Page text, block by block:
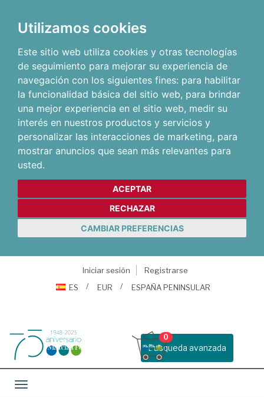
Utilizamos cookies
Este sitio web utiliza cookies y otras tecnologías
de seguimiento para mejorar su experiencia de
navegación con los siguientes fines: para habilitar
la funcionalidad básica del sitio web, para brindar
una mejor experiencia en el sitio web, medir su
interés en nuestros productos y servicios y
personalizar las interacciones de marketing, para
mostrar anuncios que sean más relevantes para
usted.
ACEPTAR
RECHAZAR
CAMBIAR PREFERENCIAS
Iniciar sesión
Registrarse
ES
EUR ESPAÑA PENINSULAR
Busqueda avanzada
0
Toggle navigation